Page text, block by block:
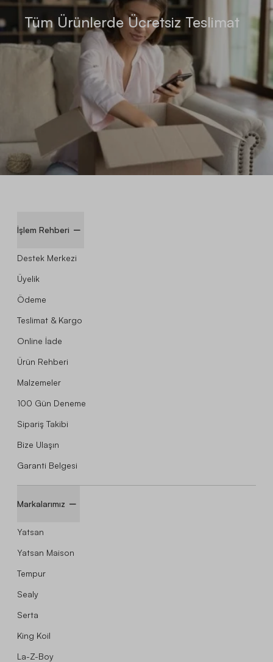
Tüm Ürünlerde Ücretsiz Teslimat
İşlem Rehberi
Destek Merkezi
Üyelik
Ödeme
Teslimat & Kargo
Online İade
Ürün Rehberi
Malzemeler
100 Gün Deneme
Sipariş Takibi
Bize Ulaşın
Garanti Belgesi
Markalarımız
Yatsan
Yatsan Maison
Tempur
Sealy
Serta
King Koil
La-Z-Boy